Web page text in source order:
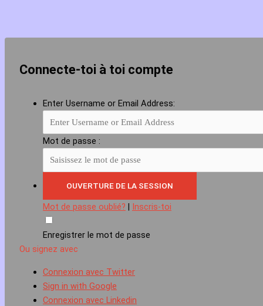
Connecte-toi à toi compte
Enter Username or Email Address:
Mot de passe :
Mot de passe oublié? Inscris-toi
Enregistrer le mot de passe
Ou signez avec
Connexion avec Twitter
Sign in with Google
Connexion avec Linkedin